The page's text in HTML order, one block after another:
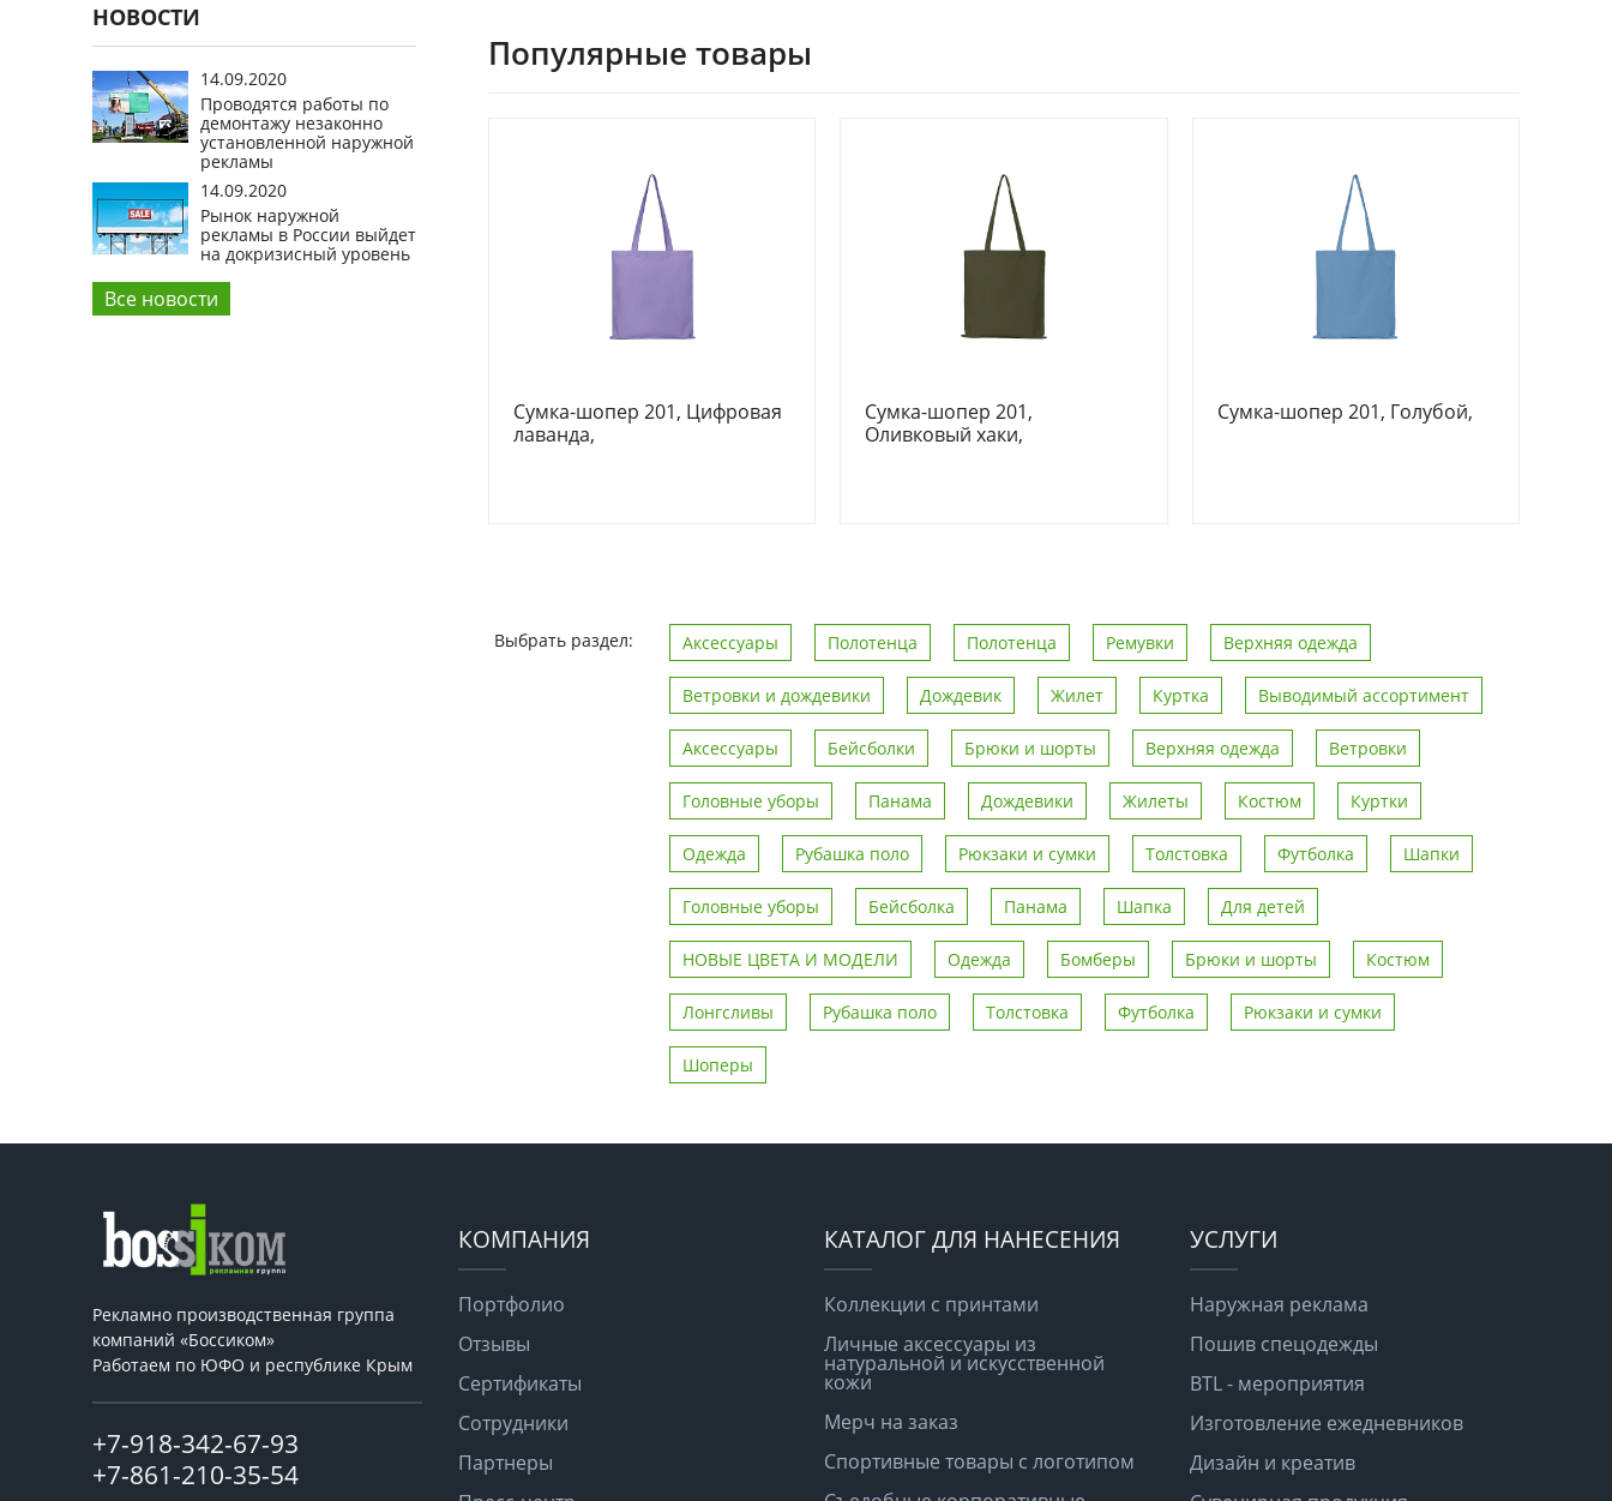
НОВОСТИ
14.09.2020
Проводятся работы по
демонтажу незаконно
установленной наружной
рекламы
14.09.2020
Рынок наружной
рекламы в России выйдет
на докризисный уровень
Все новости
Популярные товары
Сумка-шопер 201, Цифровая
лаванда,
Сумка-шопер 201,
Оливковый хаки,
Сумка-шопер 201, Голубой,
Выбрать раздел: Аксессуары Полотенца Полотенца Ремувки Верхняя одежда
Ветровки и дождевики Дождевик Жилет Куртка Выводимый ассортимент
Аксессуары Бейсболки Брюки и шорты Верхняя одежда Ветровки
Головные уборы Панама Дождевики Жилеты Костюм Куртки
Одежда Рубашка поло Рюкзаки и сумки Толстовка Футболка Шапки
Головные уборы Бейсболка Панама Шапка Для детей
НОВЫЕ ЦВЕТА И МОДЕЛИ Одежда Бомберы Брюки и шорты Костюм
Лонгсливы Рубашка поло Толстовка Футболка Рюкзаки и сумки
Шоперы
Рекламно производственная группа
компаний «Боссиком»
Работаем по ЮФО и республике Крым
+7-918-342-67-93
+7-861-210-35-54
КОМПАНИЯ
Портфолио
Отзывы
Сертификаты
Сотрудники
Партнеры
КАТАЛОГ ДЛЯ НАНЕСЕНИЯ
Коллекции с принтами
Личные аксессуары из
натуральной и искусственной
кожи
Мерч на заказ
Спортивные товары с логотипом
УСЛУГИ
Наружная реклама
Пошив спецодежды
BTL - мероприятия
Изготовление ежедневников
Дизайн и креатив